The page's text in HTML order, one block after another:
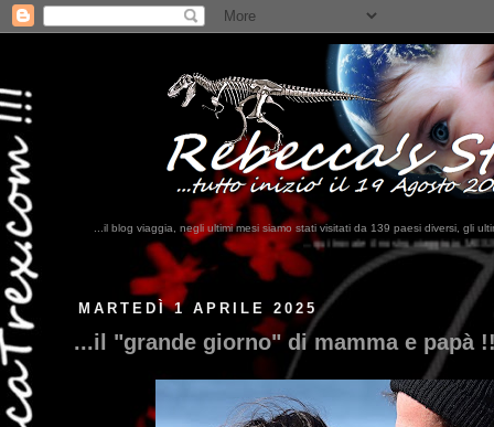
...il blog viaggia, negli ultimi mesi siamo stati visitati da 139 paesi diversi, gli
...qui trovate il nostro viaggio in MESSICO 2023...clikka qui !!!
MARTEDÌ 1 APRILE 2025
...il "grande giorno" di mamma e papà